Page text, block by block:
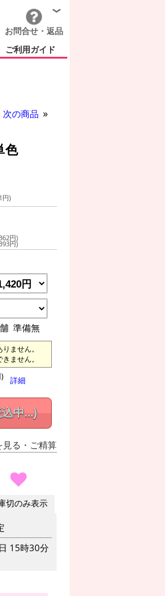
お問合せ・返品
ご利用ガイド
次の商品
色
円)
円)
円)
準備無
ません。
ません。
詳細
中...)
見る ・ご精算
切のみ表示
15時30分